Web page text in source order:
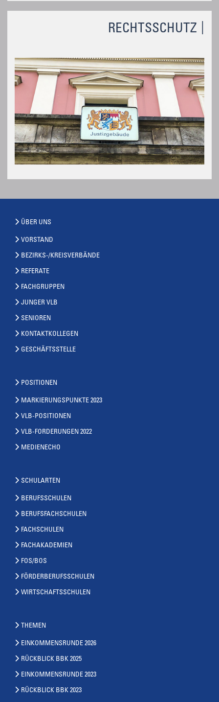
RECHTSSCHUTZ
ÜBER UNS
VORSTAND
BEZIRKS-/KREISVERBÄNDE
REFERATE
FACHGRUPPEN
JUNGER VLB
SENIOREN
KONTAKTKOLLEGEN
GESCHÄFTSSTELLE
POSITIONEN
MARKIERUNGSPUNKTE 2023
VLB-POSITIONEN
VLB-FORDERUNGEN 2022
MEDIENECHO
SCHULARTEN
BERUFSSCHULEN
BERUFSFACHSCHULEN
FACHSCHULEN
FACHAKADEMIEN
FOS/BOS
FÖRDERBERUFSSCHULEN
WIRTSCHAFTSSCHULEN
THEMEN
EINKOMMENSRUNDE 2026
RÜCKBLICK BBK 2025
EINKOMMENSRUNDE 2023
RÜCKBLICK BBK 2023